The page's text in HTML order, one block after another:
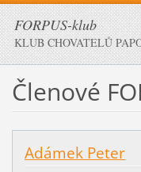
FORPUS-klub
KLUB CHOVATELŮ
Členové
Adámek Peter